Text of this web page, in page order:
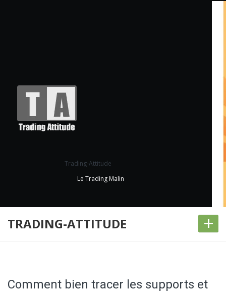
Trading-Attitude
Le Trading Malin
TRADING-ATTITUDE +
Comment bien tracer les supports et